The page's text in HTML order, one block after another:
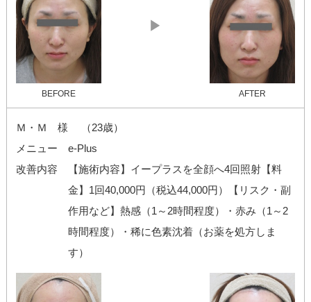
BEFORE
▶
AFTER
Ｍ・Ｍ 様 （23歳）
メニュー
e-Plus
改善内容
【施術内容】イープラスを全顔へ4回照射【料
金】1回40,000円（税込44,000円）【リスク・副
作用など】熱感（1～2時間程度）・赤み（1～2
時間程度）・稀に色素沈着（お薬を処方しま
す）